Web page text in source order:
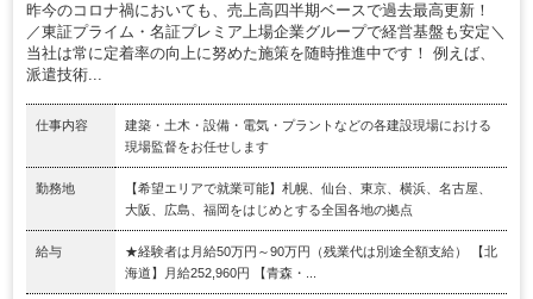
昨今のコロナ禍においても、売上高四半期ベースで過去最高更新！
／東証プライム・名証プレミア上場企業グループで経営基盤も安定＼
当社は常に定着率の向上に努めた施策を随時推進中です！ 例えば、
派遣技術...
仕事内容
建築・土木・設備・電気・プラントなどの各建設現場における
現場監督をお任せします
勤務地
【希望エリアで就業可能】札幌、仙台、東京、横浜、名古屋、
大阪、広島、福岡をはじめとする全国各地の拠点
給与
★経験者は月給50万円～90万円（残業代は別途全額支給） 【北
海道】月給252,960円 【青森・...